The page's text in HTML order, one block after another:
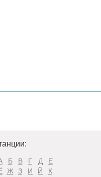
Б В Г Д
Е
Ж З И Й К